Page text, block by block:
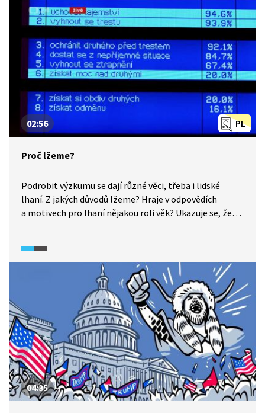
PL
02:56
Proč lžeme?
Podrobit výzkumu se dají různé věci, třeba i lidské
lhaní. Z jakých důvodů lžeme? Hraje v odpovědích
a motivech pro lhaní nějakou roli věk? Ukazuje se, že
04:35